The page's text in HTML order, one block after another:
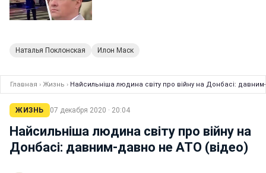
Наталья Поклонская Илон Маск
Главная › Жизнь › Найсильніша людина світу про війну на Донбасі:
ЖИЗНЬ 07 декабря 2020 · 20:04
Найсильніша людина світу про війну на
Донбасі: давним-давно не АТО (відео)